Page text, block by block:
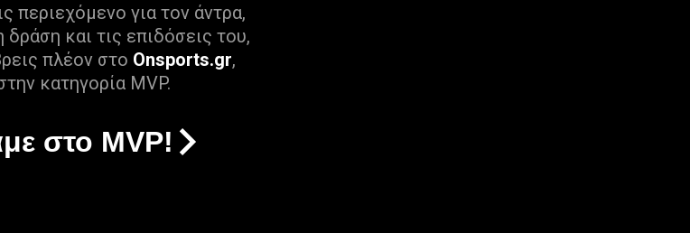
περιεχόμενο για τον άντρα,
δράση και τις επιδόσεις του,
πλέον στο Onsports.gr,
κατηγορία MVP.
στο MVP!